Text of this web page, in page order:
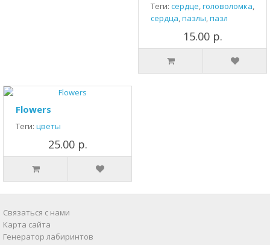
Теги: сердце,головоломка,
сердца,пазлы,пазл
15.00 р.
Flowers
Теги: цветы
25.00 р.
Связаться с нами
Карта сайта
Генератор лабиринтов